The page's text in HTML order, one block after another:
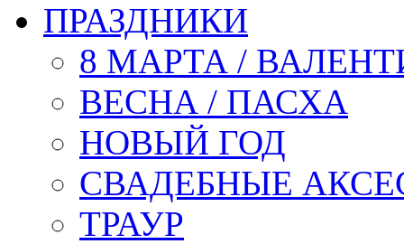
ПРАЗДНИКИ
8 МАРТА /
ВЕСНА / ПАСХА
НОВЫЙ ГОД
СВАДЕБНЫЕ
ТРАУР